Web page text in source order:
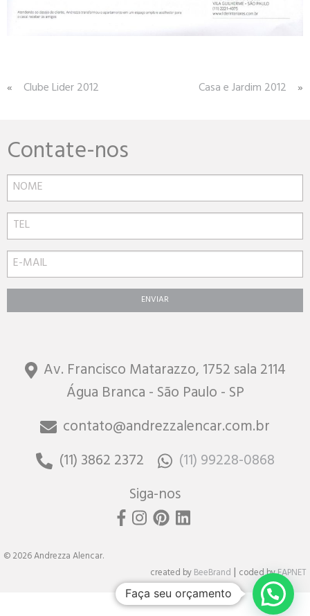
Navegação
Clube Lider 2012 Casa e Jardim 2012
Contate-nos
Av. Francisco Matarazzo, 1752 sala 2114
Água Branca - São Paulo - SP
contato@andrezzalencar.com.br
(11) 3862 2372
(11) 99228-0868
Siga-nos
© 2026 Andrezza Alencar.
created byBeeBrand | coded byFAPNET
Faça seu orçamento